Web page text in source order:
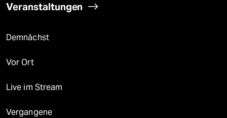
Veranstaltungen
Demnächst
Vor Ort
Live im Stream
Vergangene